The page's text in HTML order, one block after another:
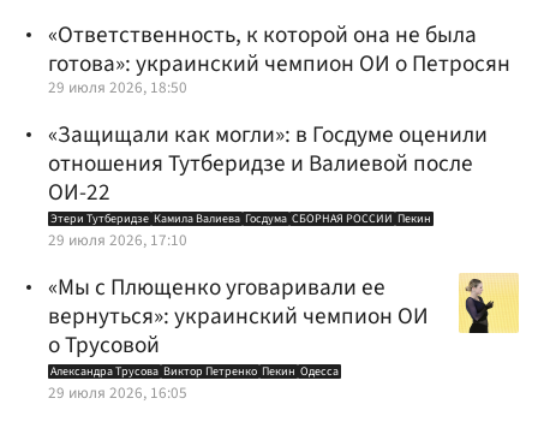
«Ответственность, к которой она не была
готова»: украинский чемпион ОИ о Петросян
29 июля 2026, 18:50
«Защищали как могли»: в Госдуме оценили
отношения Тутберидзе и Валиевой после
ОИ-22
Этери Тутберидзе Камила Валиева Госдума СБОРНАЯ РОССИИ Пекин
29 июля 2026, 17:10
«Мы с Плющенко уговаривали ее
вернуться»: украинский чемпион ОИ
о Трусовой
Александра Трусова Виктор Петренко Пекин Одесса
29 июля 2026, 16:05